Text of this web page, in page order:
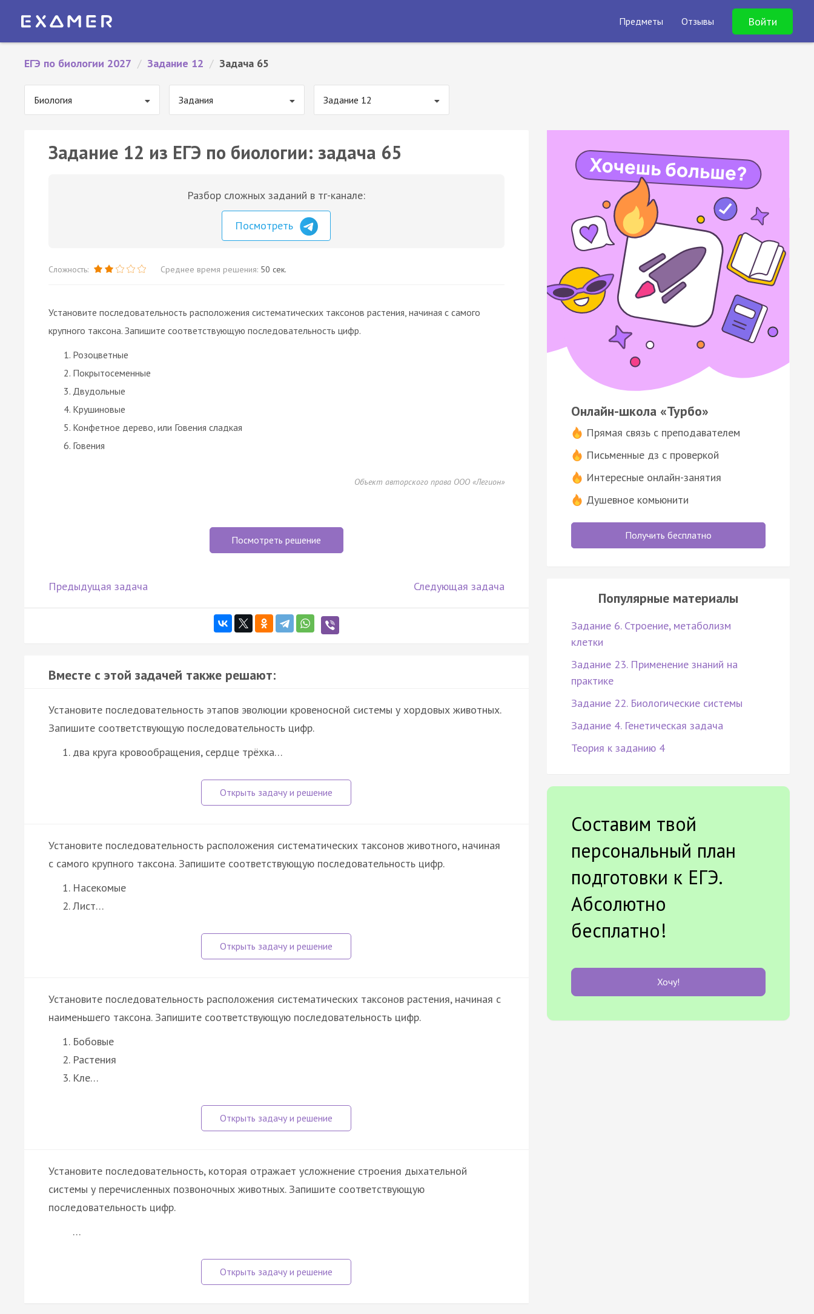
Предметы Отзывы Войти
ЕГЭ по биологии 2027 / Задание 12 / Задача 65
Биология Задания Задание 12
Задание 12 из ЕГЭ по биологии: задача 65
Разбор сложных заданий в тг-канале:
Посмотреть
Сложность: Среднее время решения: 50 сек.
Установите последовательность расположения систематических таксонов растения, начиная с самого
крупного таксона. Запишите соответствующую последовательность цифр.
Розоцветные
Покрытосеменные
Двудольные
Крушиновые
Конфетное дерево, или Говения сладкая
Говения
Объект авторского права ООО «Легион»
Посмотреть решение
Предыдущая задача Следующая задача
Вместе с этой задачей также решают:
Установите последовательность этапов эволюции кровеносной системы у хордовых животных.
Запишите соответствующую последовательность цифр.
два круга кровообращения, сердце трёхка…
Установите последовательность расположения систематических таксонов животного, начиная
с самого крупного таксона. Запишите соответствующую последовательность цифр.
Насекомые
Лист…
Установите последовательность расположения систематических таксонов растения, начиная с
наименьшего таксона. Запишите соответствующую последовательность цифр.
Бобовые
Растения
Кле…
Установите последовательность, которая отражает усложнение строения дыхательной
системы у перечисленных позвоночных животных. Запишите соответствующую
последовательность цифр.
…
Онлайн-школа «Турбо»
Прямая связь с преподавателем
Письменные дз с проверкой
Интересные онлайн-занятия
Душевное комьюнити
Получить бесплатно
Популярные материалы
Задание 6. Строение, метаболизм
клетки
Задание 23. Применение знаний на
практике
Задание 22. Биологические системы
Задание 4. Генетическая задача
Теория к заданию 4
Составим твой
персональный план
подготовки к ЕГЭ.
Абсолютно
бесплатно!
Хочу!